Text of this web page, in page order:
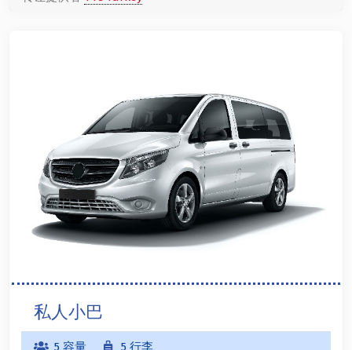
私人小巴
5 容量 5 行李